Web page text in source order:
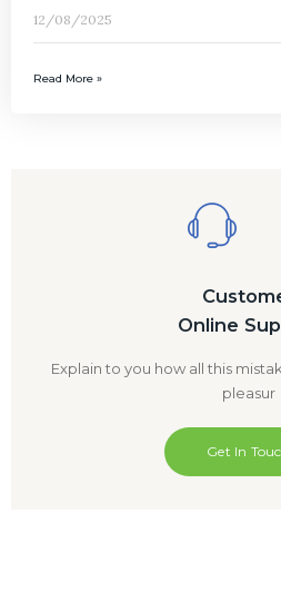
12/08/2025
Read More »
Online
Explain to you how all this
pleasur
Get In